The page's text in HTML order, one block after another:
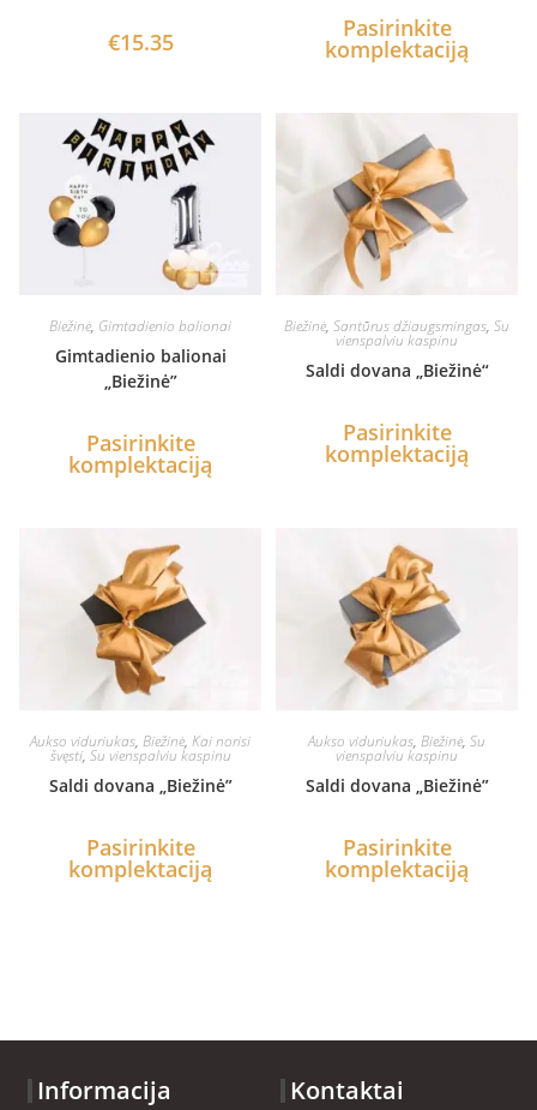
€15.35 Pasirinkite
komplektaciją
Biežinė, Gimtadienio balionai
Gimtadienio balionai
„Biežinė”
Pasirinkite
komplektaciją
Biežinė, Santūrus džiaugsmingas, Su
vienspalviu kaspinu
Saldi dovana „Biežinė“
Pasirinkite
komplektaciją
Aukso viduriukas, Biežinė, Kai norisi
švęsti, Su vienspalviu kaspinu
Saldi dovana „Biežinė”
Pasirinkite
komplektaciją
Aukso viduriukas, Biežinė, Su
vienspalviu kaspinu
Saldi dovana „Biežinė”
Pasirinkite
komplektaciją
Informacija Kontaktai